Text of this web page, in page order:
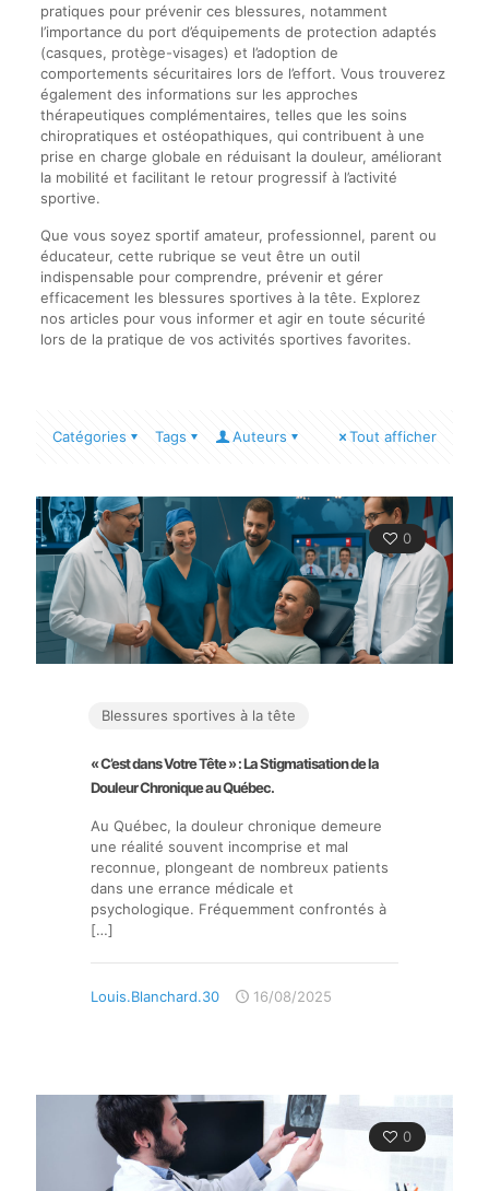
pratiques pour prévenir ces blessures, notamment
l’importance du port d’équipements de protection adaptés
(casques, protège-visages) et l’adoption de
comportements sécuritaires lors de l’effort. Vous trouverez
également des informations sur les approches
thérapeutiques complémentaires, telles que les soins
chiropratiques et ostéopathiques, qui contribuent à une
prise en charge globale en réduisant la douleur, améliorant
la mobilité et facilitant le retour progressif à l’activité
sportive.
Que vous soyez sportif amateur, professionnel, parent ou
éducateur, cette rubrique se veut être un outil
indispensable pour comprendre, prévenir et gérer
efficacement les blessures sportives à la tête. Explorez
nos articles pour vous informer et agir en toute sécurité
lors de la pratique de vos activités sportives favorites.
Catégories Tags Auteurs Tout afficher
0
Blessures sportives à la tête
« C’est dans Votre Tête » : La Stigmatisation de la
Douleur Chronique au Québec.
Au Québec, la douleur chronique demeure
une réalité souvent incomprise et mal
reconnue, plongeant de nombreux patients
dans une errance médicale et
psychologique. Fréquemment confrontés à
[…]
Louis.Blanchard.30 16/08/2025
0